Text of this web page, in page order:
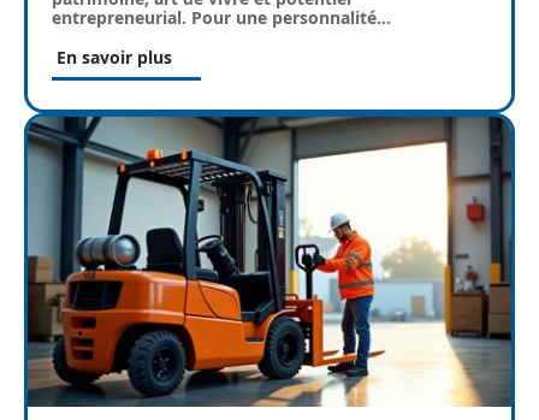
entrepreneurial. Pour une personnalité…
En savoir plus